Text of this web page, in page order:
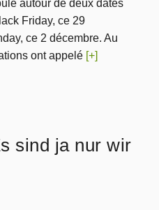
autour de deux dates
Friday, ce 29
ce 2 décembre. Au
ont appelé [+]
sind ja nur wir